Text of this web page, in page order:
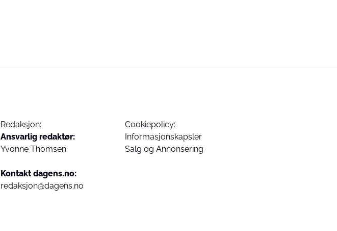
Redaksjon:
Ansvarlig redaktør:
Yvonne Thomsen
Kontakt dagens.no:
redaksjon@dagens.no
Cookiepolicy:
Informasjonskapsler
Salg og Annonsering